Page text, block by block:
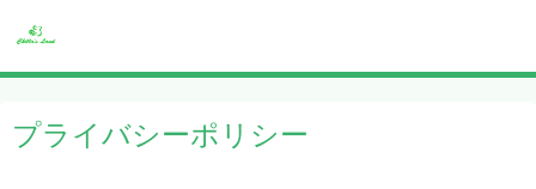
プライバシーポリシー